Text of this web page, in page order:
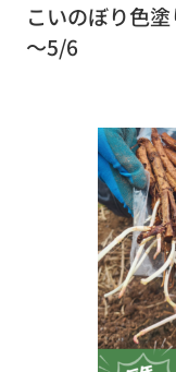
こいのぼり色
～5/6